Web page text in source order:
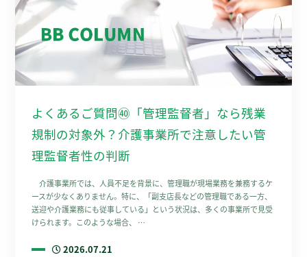
よくあるご質問㊵「管理監督者」なら残業
規制の対象外？介護事業所で注意したい管
理監督者性の判断
介護事業所では、人員不足を背景に、管理職が現場業務を兼務するケ
ースが少なくありません。特に、「副支店長などの管理職である一方、
送迎や介護業務にも従事している」という状況は、多くの事業所で見受
けられます。このような場合、 …
2026.07.21